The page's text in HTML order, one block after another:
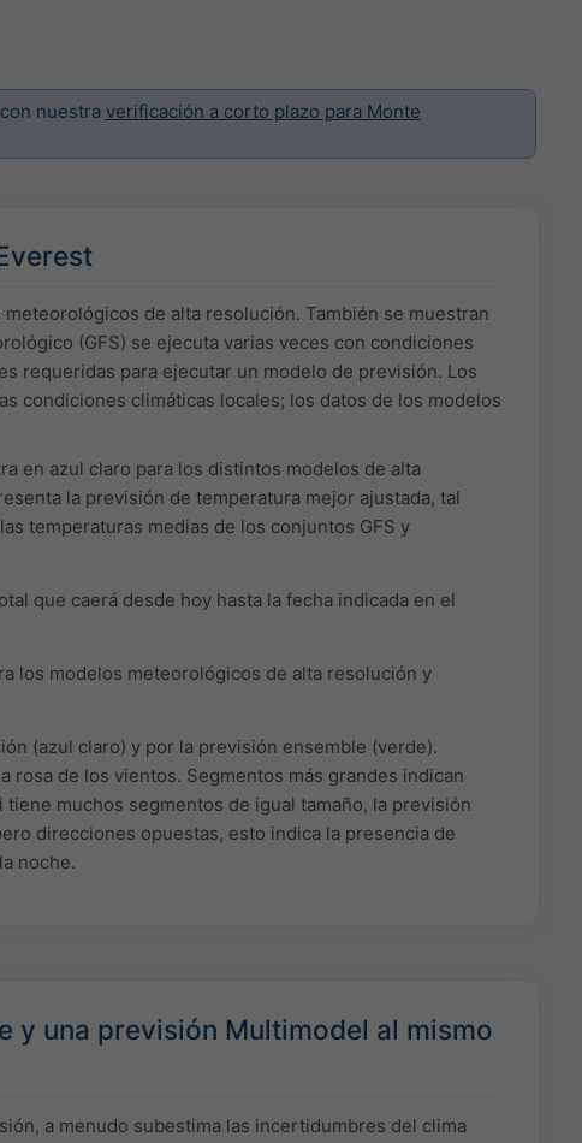
nuestra verificación a corto plazo para Monte
de alta resolución. También se muestran
(GFS) se ejecuta varias veces con condiciones
requeridas para ejecutar un modelo de previsión. Los
condiciones climáticas locales; los datos de los modelos
en azul claro para los distintos modelos de alta
la previsión de temperatura mejor ajustada, tal
temperaturas medias de los conjuntos GFS y
que caerá desde hoy hasta la fecha indicada en el
los modelos meteorológicos de alta resolución y
(azul claro) y por la previsión ensemble (verde).
rosa de los vientos. Segmentos más grandes indican
muchos segmentos de igual tamaño, la previsión
direcciones opuestas, esto indica la presencia de
noche.
y una previsión Multimodel al mismo
a menudo subestima las incertidumbres del clima